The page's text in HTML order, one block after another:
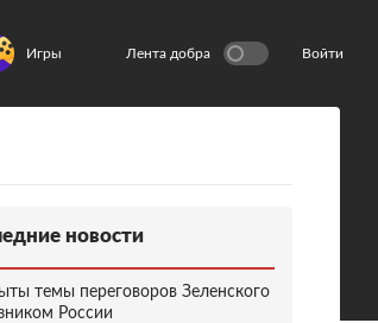
Игры Лента добра Войти
новости
темы переговоров Зеленского
России